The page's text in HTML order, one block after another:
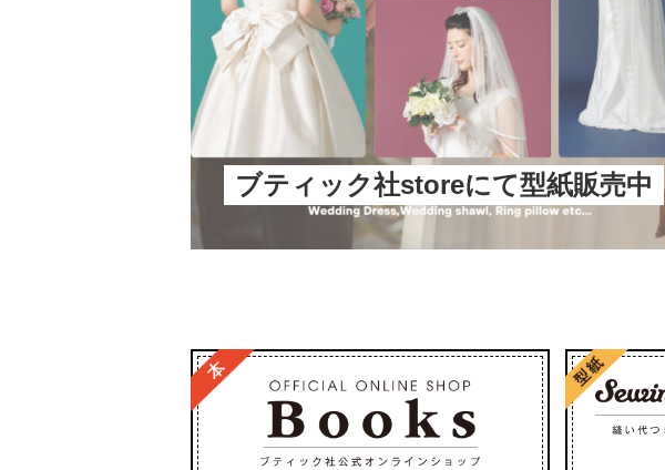
ブティック社storeにて型紙販売中